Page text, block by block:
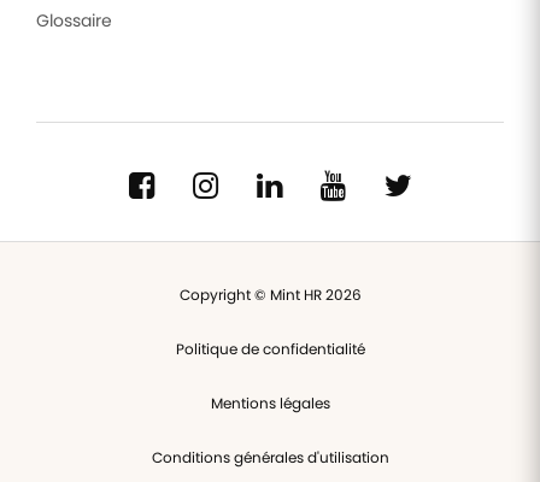
Glossaire
Copyright © Mint HR 2026
Politique de confidentialité
Mentions légales
Conditions générales d'utilisation